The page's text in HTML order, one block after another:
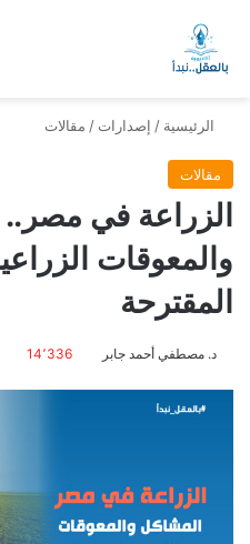
الرئيسية / إصدارات / مقالات
مقالات
الزراعة في
والمعوقات
المقترحة
د. مصطفي أحمد جابر 14٬336